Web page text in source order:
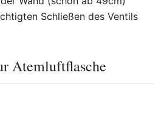
Schließen des Ventils
Atemluftflasche